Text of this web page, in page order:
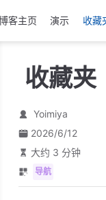
客主页 演示 收藏
收藏夹
Yoimiya
2026/6/12
大约 3 分钟
导航